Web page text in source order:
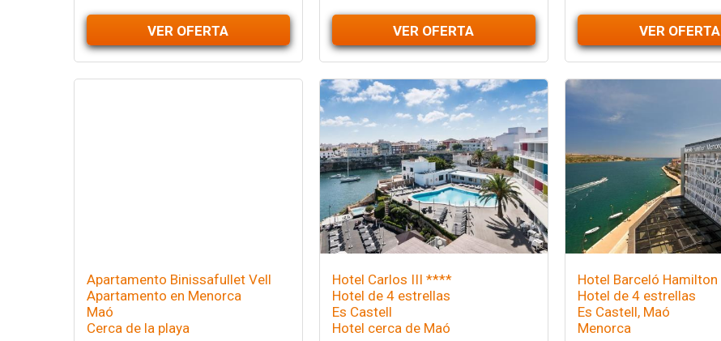
VER OFERTA VER OFERTA VER OFERTA
Apartamento Binissafullet Vell
Apartamento en Menorca
Maó
Cerca de la playa
Hotel Carlos III ****
Hotel de 4 estrellas
Es Castell
Hotel cerca de Maó
Hotel Barceló Hamilton
Hotel de 4 estrellas
Es Castell, Maó
Menorca